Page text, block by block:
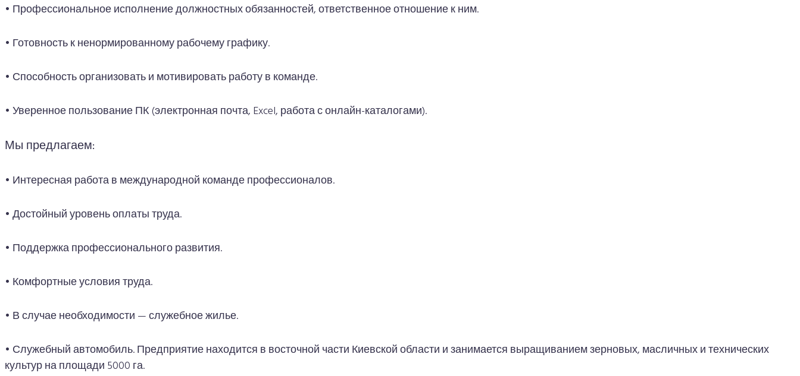
• Профессиональное исполнение должностных обязанностей, ответственное отношение к ним.
• Готовность к ненормированному рабочему графику.
• Способность организовать и мотивировать работу в команде.
• Уверенное пользование ПК (электронная почта, Excel, работа с онлайн-каталогами).
Мы предлагаем:
• Интересная работа в международной команде профессионалов.
• Достойный уровень оплаты труда.
• Поддержка профессионального развития.
• Комфортные условия труда.
• В случае необходимости — служебное жилье.
• Служебный автомобиль. Предприятие находится в восточной части Киевской области и занимается выращиванием зерновых, масличных и технических
культур на площади 5000 га.